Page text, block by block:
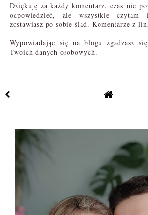
Dziękuję za każdy komentarz, czas nie
odpowiedzieć, ale wszystkie
zostawiasz po sobie ślad. Komentarze z
Wypowiadając się na blogu zgadzasz
Twoich danych osobowych.